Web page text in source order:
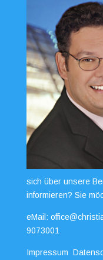
sich über unsere
informieren? Sie
eMail:
9073001
Impressum